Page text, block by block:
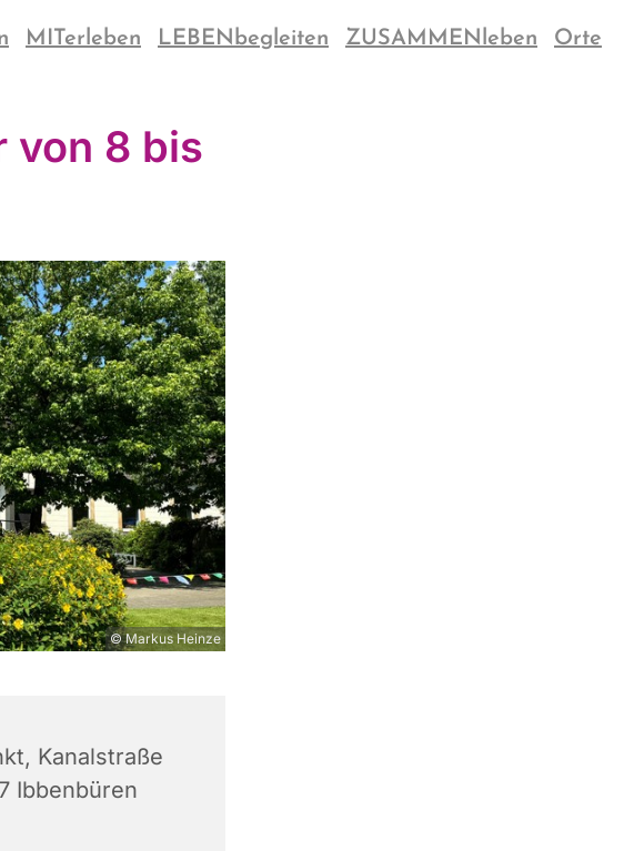
MITerleben LEBENbegleiten ZUSAMMENleben Orte
von 8 bis
© Markus Heinze
Kanalstraße
Ibbenbüren